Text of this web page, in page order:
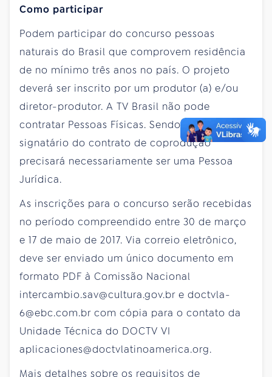
Como participar
Podem participar do concurso pessoas
naturais do Brasil que comprovem residência
de no mínimo três anos no país. O projeto
deverá ser inscrito por um produtor (a) e/ou
diretor-produtor. A TV Brasil não pode
contratar Pessoas Físicas. Sendo assim, o
signatário do contrato de coprodução
precisará necessariamente ser uma Pessoa
Jurídica.
As inscrições para o concurso serão recebidas
no período compreendido entre 30 de março
e 17 de maio de 2017. Via correio eletrônico,
deve ser enviado um único documento em
formato PDF à Comissão Nacional
intercambio.sav@cultura.gov.br e doctvla-
6@ebc.com.br com cópia para o contato da
Unidade Técnica do DOCTV VI
aplicaciones@doctvlatinoamerica.org.
Mais detalhes sobre os requisitos de